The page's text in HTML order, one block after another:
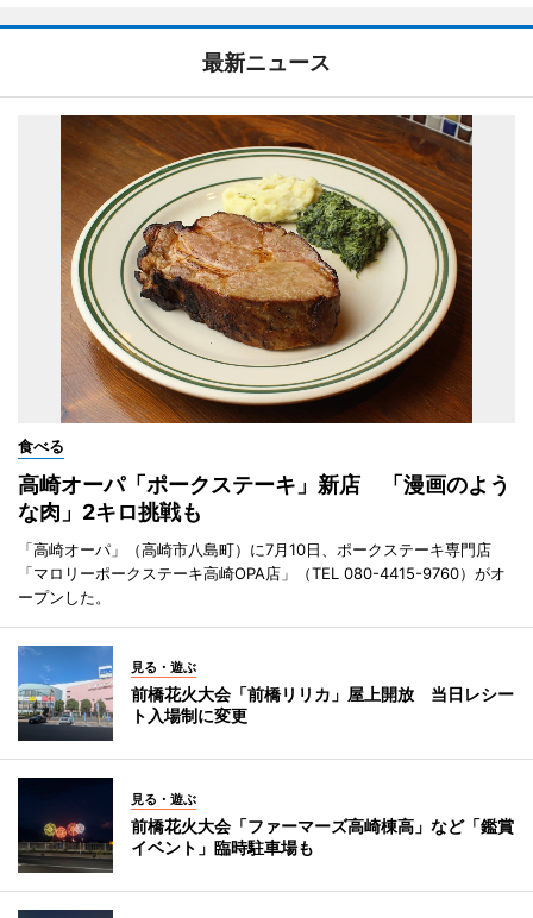
最新ニュース
食べる
高崎オーパ「ポークステーキ」新店 「漫画のよう
な肉」2キロ挑戦も
「高崎オーパ」（高崎市八島町）に7月10日、ポークステーキ専門店
「マロリーポークステーキ高崎OPA店」（TEL 080-4415-9760）がオ
ープンした。
見る・遊ぶ
前橋花火大会「前橋リリカ」屋上開放 当日レシー
ト入場制に変更
見る・遊ぶ
前橋花火大会「ファーマーズ高崎棟高」など「鑑賞
イベント」臨時駐車場も